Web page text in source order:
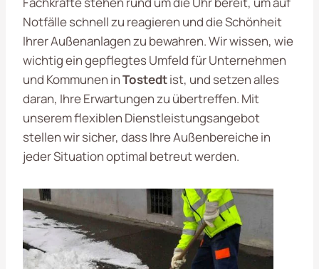
Notfälle schnell zu reagieren und die Schönheit
Ihrer Außenanlagen zu bewahren. Wir wissen, wie
wichtig ein gepflegtes Umfeld für Unternehmen
und Kommunen inTostedtist, und setzen alles
daran, Ihre Erwartungen zu übertreffen. Mit
unserem flexiblen Dienstleistungsangebot
stellen wir sicher, dass Ihre Außenbereiche in
jeder Situation optimal betreut werden.